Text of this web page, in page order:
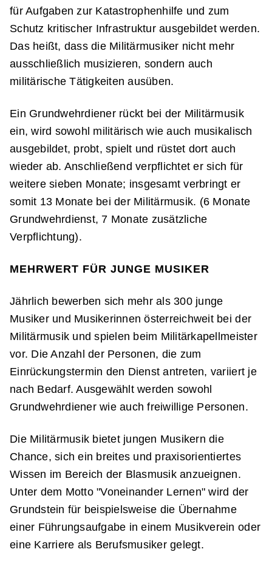
für Aufgaben zur Katastrophenhilfe und zum
Schutz kritischer Infrastruktur ausgebildet werden.
Das heißt, dass die Militärmusiker nicht mehr
ausschließlich musizieren, sondern auch
militärische Tätigkeiten ausüben.
Ein Grundwehrdiener rückt bei der Militärmusik
ein, wird sowohl militärisch wie auch musikalisch
ausgebildet, probt, spielt und rüstet dort auch
wieder ab. Anschließend verpflichtet er sich für
weitere sieben Monate; insgesamt verbringt er
somit 13 Monate bei der Militärmusik. (6 Monate
Grundwehrdienst, 7 Monate zusätzliche
Verpflichtung).
MEHRWERT FÜR JUNGE MUSIKER
Jährlich bewerben sich mehr als 300 junge
Musiker und Musikerinnen österreichweit bei der
Militärmusik und spielen beim Militärkapellmeister
vor. Die Anzahl der Personen, die zum
Einrückungstermin den Dienst antreten, variiert je
nach Bedarf. Ausgewählt werden sowohl
Grundwehrdiener wie auch freiwillige Personen.
Die Militärmusik bietet jungen Musikern die
Chance, sich ein breites und praxisorientiertes
Wissen im Bereich der Blasmusik anzueignen.
Unter dem Motto "Voneinander Lernen" wird der
Grundstein für beispielsweise die Übernahme
einer Führungsaufgabe in einem Musikverein oder
eine Karriere als Berufsmusiker gelegt.